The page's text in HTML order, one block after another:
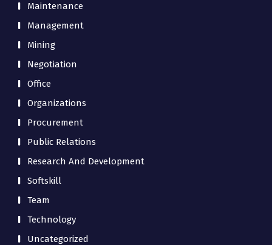
Maintenance
Management
Mining
Negotiation
Office
Organizations
Procurement
Public Relations
Research And Development
Softskill
Team
Technology
Uncategorized